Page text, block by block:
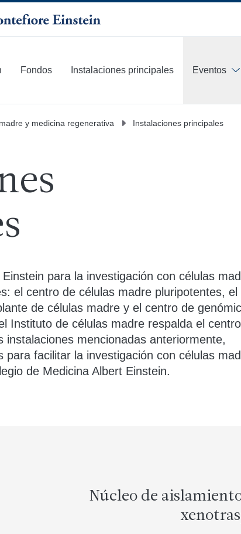
Fondos Instalaciones principales Eventos
y medicina regenerativa Instalaciones principales
para la investigación con células
el centro de células madre pluripotentes, el
de células madre y el centro de
Instituto de células madre respalda el
mencionadas anteriormente,
para facilitar la investigación con células
de Medicina Albert Einstein.
Núcleo de